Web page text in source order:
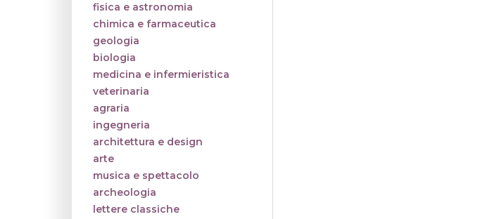
fisica e astronomia
chimica e farmaceutica
geologia
biologia
medicina e infermieristica
veterinaria
agraria
ingegneria
architettura e design
arte
musica e spettacolo
archeologia
lettere classiche